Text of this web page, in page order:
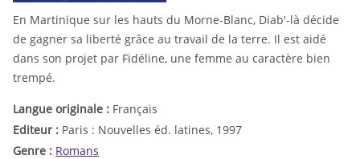
En Martinique sur les hauts du Morne-Blanc, Diab'-là décide
de gagner sa liberté grâce au travail de la terre. Il est aidé
dans son projet par Fidéline, une femme au caractère bien
trempé.
Langue originale : Français
Editeur : Paris : Nouvelles éd. latines, 1997
Genre : Romans